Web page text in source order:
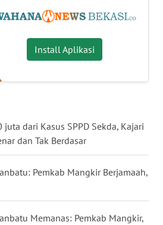
Install Aplikasi
dari Kasus SPPD Sekda, Kajari
dan Tak Berdasar
Pemkab Mangkir Berjamaah,
Memanas: Pemkab Mangkir,